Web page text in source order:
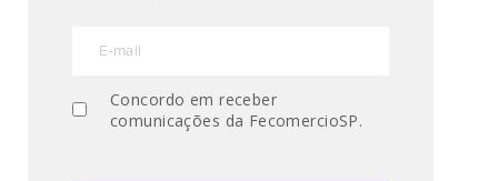
Concordo em receber
comunicações da FecomercioSP.